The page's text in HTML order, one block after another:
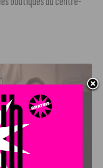
MAILLOTS POUR LA